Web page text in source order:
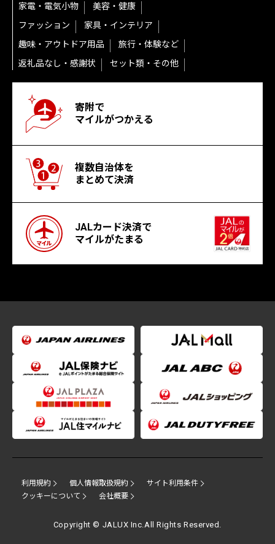
家電・電気小物
美容・健康
ファッション
家具・インテリア
趣味・アウトドア用品
旅行・体験など
返礼品なし・感謝状
セット類・その他
寄附で
マイルがつかえる
複数自治体を
まとめて決済
JALカード決済で
マイルがたまる
利用規約 個人情報取扱規約
サイト利用条件
クッキーについて
会社概要
Copyright © JALUX Inc.All Rights Reserved.